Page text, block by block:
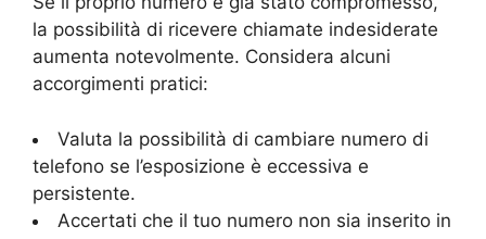
la possibilità di ricevere chiamate indesiderate
aumenta notevolmente. Considera alcuni
accorgimenti pratici:
Valuta la possibilità di cambiare numero di
telefono se l’esposizione è eccessiva e
persistente.
Accertati che il tuo numero non sia inserito in